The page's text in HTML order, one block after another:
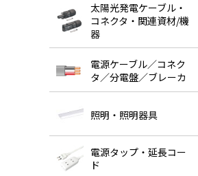
太陽光発電ケーブル・
コネクタ・関連資材/機
器
電源ケーブル／コネク
タ／分電盤／ブレーカ
照明・照明器具
電源タップ・延長コー
ド